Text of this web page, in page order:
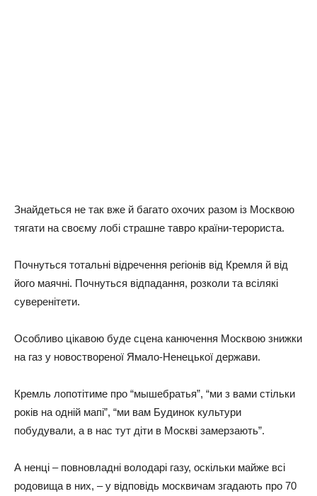
Знайдеться не так вже й багато охочих разом із Москвою
тягати на своєму лобі страшне тавро країни-терориста.
Почнуться тотальні відречення регіонів від Кремля й від
його маячні. Почнуться відпадання, розколи та всілякі
суверенітети.
Особливо цікавою буде сцена канючення Москвою знижки
на газ у новоствореної Ямало-Ненецької держави.
Кремль лопотітиме про “мышебратья”, “ми з вами стільки
років на одній мапі”, “ми вам Будинок культури
побудували, а в нас тут діти в Москві замерзають”.
А ненці – повновладні володарі газу, оскільки майже всі
родовища в них, – у відповідь москвичам згадають про 70